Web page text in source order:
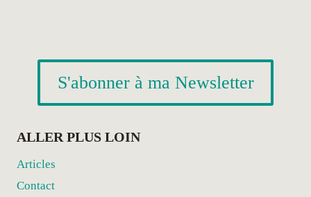
S'abonner à ma Newsletter
ALLER PLUS LOIN
Articles
Contact